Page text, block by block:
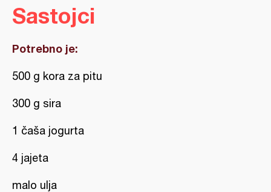
Sastojci
Potrebno je:
500 g kora za pitu
300 g sira
1 čaša jogurta
4 jajeta
malo ulja